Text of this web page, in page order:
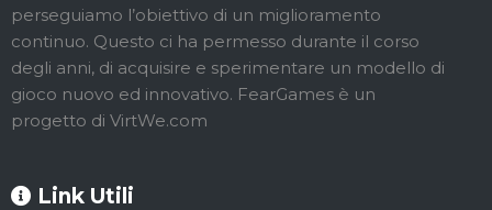
perseguiamo l’obiettivo di un miglioramento
continuo. Questo ci ha permesso durante il corso
degli anni, di acquisire e sperimentare un modello di
gioco nuovo ed innovativo. FearGames è un
progetto di VirtWe.com
Link Utili